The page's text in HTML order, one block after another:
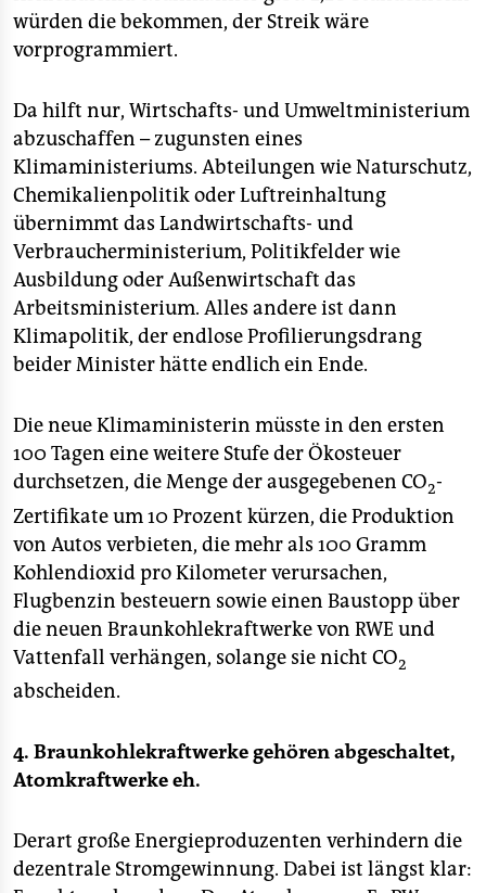
würden die bekommen, der Streik wäre
vorprogrammiert.
Da hilft nur, Wirtschafts- und Umweltministerium
abzuschaffen – zugunsten eines
Klimaministeriums. Abteilungen wie Naturschutz,
Chemikalienpolitik oder Luftreinhaltung
übernimmt das Landwirtschafts- und
Verbraucherministerium, Politikfelder wie
Ausbildung oder Außenwirtschaft das
Arbeitsministerium. Alles andere ist dann
Klimapolitik, der endlose Profilierungsdrang
beider Minister hätte endlich ein Ende.
Die neue Klimaministerin müsste in den ersten
100 Tagen eine weitere Stufe der Ökosteuer
durchsetzen, die Menge der ausgegebenen CO2-
Zertifikate um 10 Prozent kürzen, die Produktion
von Autos verbieten, die mehr als 100 Gramm
Kohlendioxid pro Kilometer verursachen,
Flugbenzin besteuern sowie einen Baustopp über
die neuen Braunkohlekraftwerke von RWE und
Vattenfall verhängen, solange sie nicht CO2
abscheiden.
4. Braunkohlekraftwerke gehören abgeschaltet,
Atomkraftwerke eh.
Derart große Energieproduzenten verhindern die
dezentrale Stromgewinnung. Dabei ist längst klar: